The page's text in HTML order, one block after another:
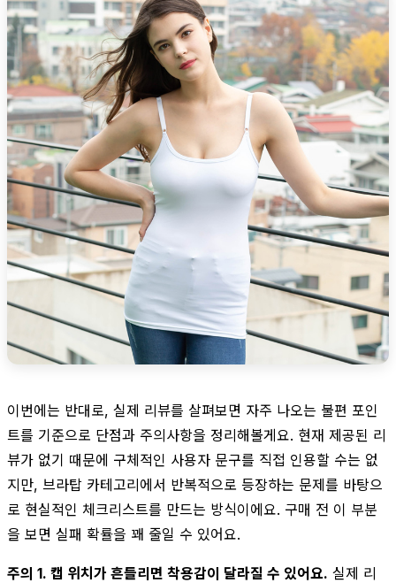
이번에는 반대로, 실제 리뷰를 살펴보면 자주 나오는 불편 포인
트를 기준으로 단점과 주의사항을 정리해볼게요. 현재 제공된 리
뷰가 없기 때문에 구체적인 사용자 문구를 직접 인용할 수는 없
지만, 브라탑 카테고리에서 반복적으로 등장하는 문제를 바탕으
로 현실적인 체크리스트를 만드는 방식이에요. 구매 전 이 부분
을 보면 실패 확률을 꽤 줄일 수 있어요.
주의 1. 캡 위치가 흔들리면 착용감이 달라질 수 있어요. 실제 리